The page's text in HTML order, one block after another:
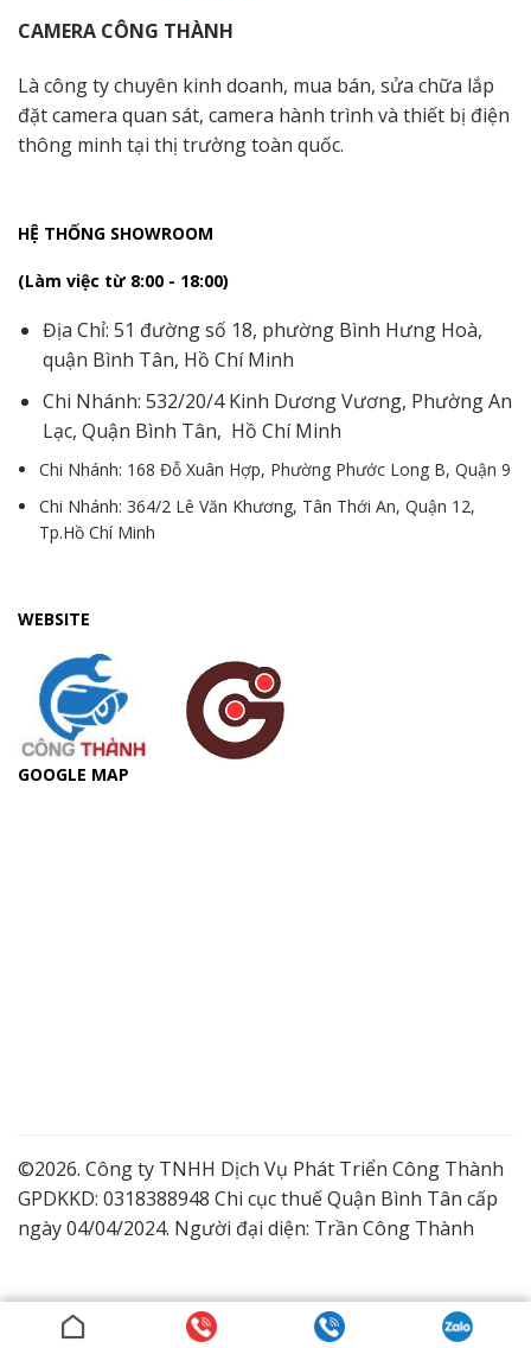
CAMERA CÔNG THÀNH
Là công ty chuyên kinh doanh, mua bán, sửa chữa lắp
đặt camera quan sát, camera hành trình và thiết bị điện
thông minh tại thị trường toàn quốc.
HỆ THỐNG SHOWROOM
(Làm việc từ 8:00 - 18:00)
Địa Chỉ: 51 đường số 18, phường Bình Hưng Hoà,
quận Bình Tân, Hồ Chí Minh
Chi Nhánh: 532/20/4 Kinh Dương Vương, Phường An
Lạc, Quận Bình Tân, Hồ Chí Minh
Chi Nhánh: 168 Đỗ Xuân Hợp, Phường Phước Long B, Quận 9
Chi Nhánh: 364/2 Lê Văn Khương, Tân Thới An, Quận 12,
Tp.Hồ Chí Minh
WEBSITE
GOOGLE MAP
©2026. Công ty TNHH Dịch Vụ Phát Triển Công Thành
GPDKKD: 0318388948 Chi cục thuế Quận Bình Tân cấp
ngày 04/04/2024. Người đại diện: Trần Công Thành
Lắp Camera Quận 9 Giá Tốt
Dịch vụ lắp đặt camera trọn gói